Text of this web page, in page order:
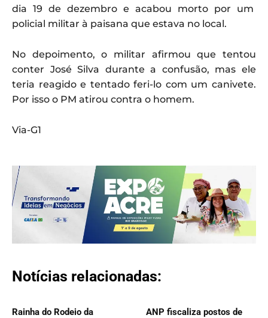
dia 19 de dezembro e acabou morto por um
policial militar à paisana que estava no local.
No depoimento, o militar afirmou que tentou
conter José Silva durante a confusão, mas ele
teria reagido e tentado feri-lo com um canivete.
Por isso o PM atirou contra o homem.
Via-G1
Notícias relacionadas:
Rainha do Rodeio da
ANP fiscaliza postos de